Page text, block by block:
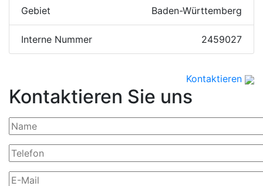
Gebiet Baden-Württemberg
Interne Nummer 2459027
Kontaktieren
Kontaktieren Sie uns